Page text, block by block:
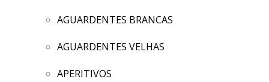
AGUARDENTES BRANCAS
AGUARDENTES VELHAS
APERITIVOS